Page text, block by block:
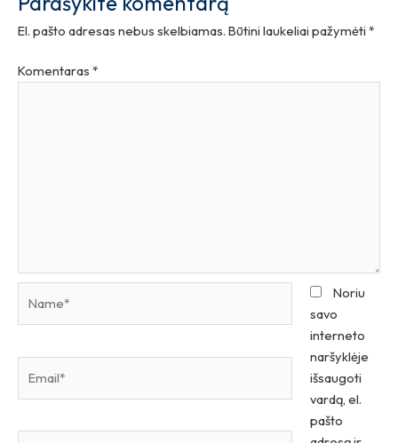
El. pašto adresas nebus skelbiamas. Būtini laukeliai pažymėti *
Komentaras *
Noriu
savo
interneto
naršyklėje
išsaugoti
vardą, el.
pašto